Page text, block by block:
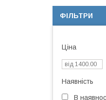
ФІЛЬТРИ
Ціна
Наявність
В